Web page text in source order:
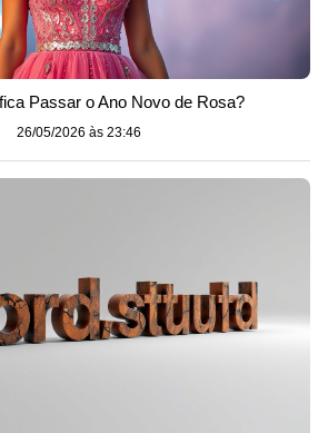
Passar o Ano Novo de Rosa?
26/05/2026 às 23:46